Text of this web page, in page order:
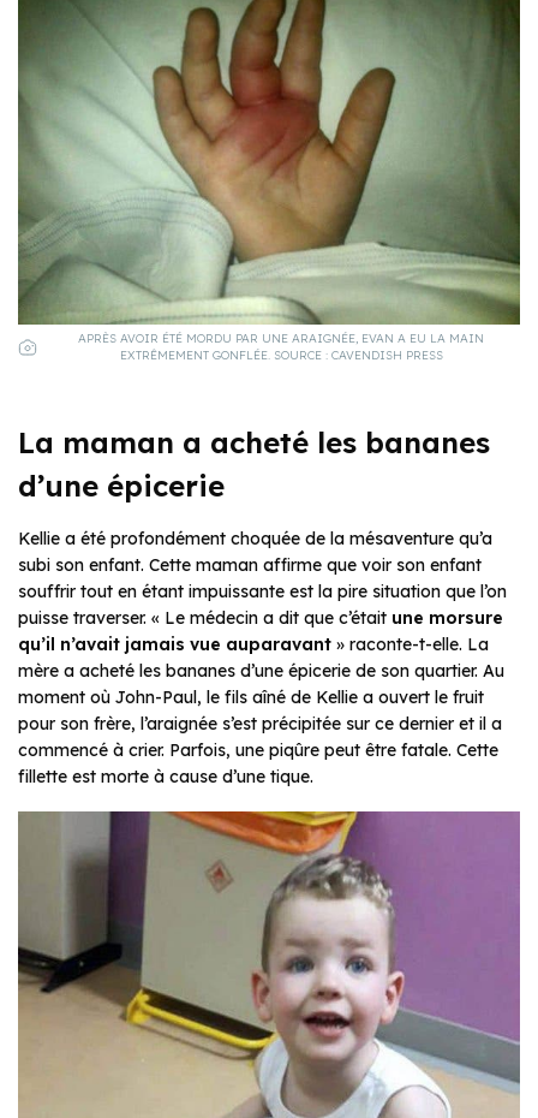
APRÈS AVOIR ÉTÉ MORDU PAR UNE ARAIGNÉE, EVAN A EU LA MAIN
EXTRÊMEMENT GONFLÉE. SOURCE : CAVENDISH PRESS
La maman a acheté les bananes
d’une épicerie
Kellie a été profondément choquée de la mésaventure qu’a
subi son enfant. Cette maman affirme que voir son enfant
souffrir tout en étant impuissante est la pire situation que l’on
puisse traverser. « Le médecin a dit que c’était une morsure
qu’il n’avait jamais vue auparavant » raconte-t-elle. La
mère a acheté les bananes d’une épicerie de son quartier. Au
moment où John-Paul, le fils aîné de Kellie a ouvert le fruit
pour son frère, l’araignée s’est précipitée sur ce dernier et il a
commencé à crier. Parfois, une piqûre peut être fatale. Cette
fillette est morte à cause d’une tique.